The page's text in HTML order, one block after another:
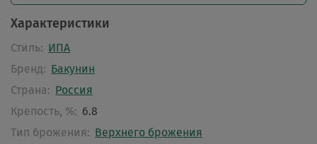
Характеристики
Стиль: ИПА
Бренд: Бакунин
Страна: Россия
Крепость, %: 6.8
Тип брожения: Верхнего брожения